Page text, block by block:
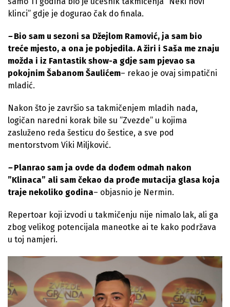
klinci” gdje je dogurao čak do finala.
–Bio sam u sezoni sa Džejlom Ramović, ja sam bio
treće mjesto, a ona je pobjedila. A žiri i Saša me znaju
možda i iz Fantastik show-a gdje sam pjevao sa
pokojnim Šabanom Šaulićem– rekao je ovaj simpatični
mladić.
Nakon što je završio sa takmičenjem mladih nada,
logičan naredni korak bile su ”Zvezde” u kojima
zasluženo reda šesticu do šestice, a sve pod
mentorstvom Viki Miljković.
–Planrao sam ja ovde da dođem odmah nakon
”Klinaca” ali sam čekao da prođe mutacija glasa koja
traje nekoliko godina– objasnio je Nermin.
Repertoar koji izvodi u takmičenju nije nimalo lak, ali ga
zbog velikog potencijala maneotke ai te kako podržava
u toj namjeri.